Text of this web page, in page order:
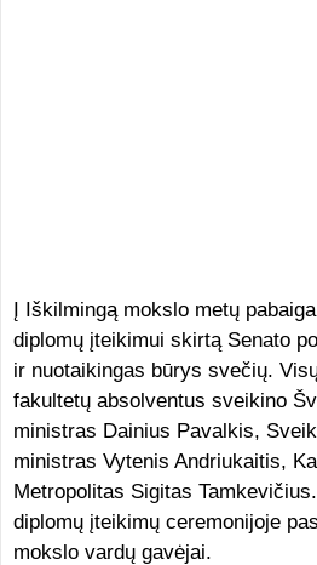
Į Iškilmingą mokslo metų
diplomų įteikimui skirtą Senato
ir nuotaikingas būrys svečių.
fakultetų absolventus sveikino
ministras Dainius Pavalkis,
ministras Vytenis Andriukaitis,
Metropolitas Sigitas
diplomų įteikimų ceremonijoje
mokslo vardų gavėjai.